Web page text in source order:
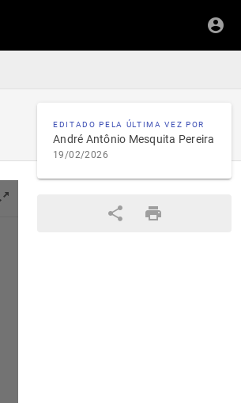
EDITADO PELA ÚLTIMA VEZ POR
André Antônio Mesquita Pereira
19/02/2026